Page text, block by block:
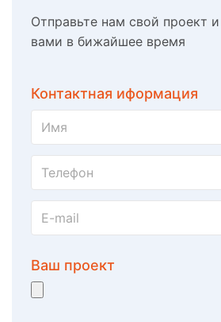
Отправьте нам свой проект
вами в бижайшее время
Контактная иформация
Ваш проект